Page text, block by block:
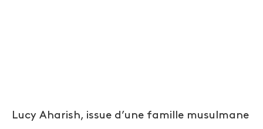
Lucy Aharish, issue d’une famille musulmane